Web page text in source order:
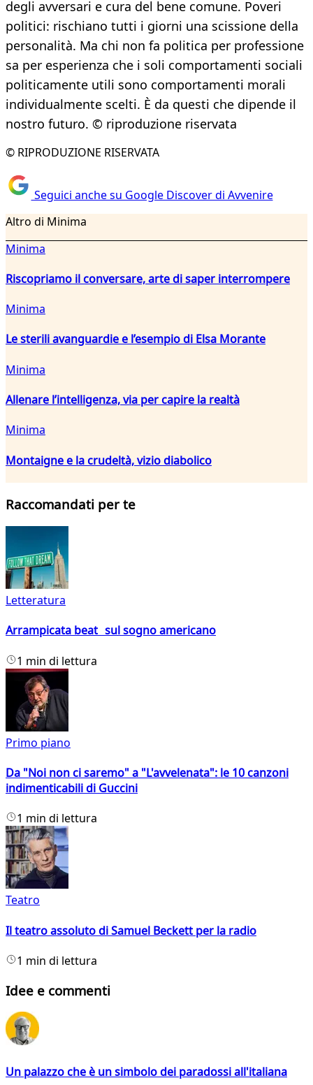
degli avversari e cura del bene comune. Poveri
politici: rischiano tutti i giorni una scissione della
personalità. Ma chi non fa politica per professione
sa per esperienza che i soli comportamenti sociali
politicamente utili sono comportamenti morali
individualmente scelti. È da questi che dipende il
nostro futuro. © riproduzione riservata
© RIPRODUZIONE RISERVATA
Seguici anche su Google Discover di Avvenire
Altro di Minima
Minima
Riscopriamo il conversare, arte di saper interrompere
Minima
Le sterili avanguardie e l’esempio di Elsa Morante
Minima
Allenare l’intelligenza, via per capire la realtà
Minima
Montaigne e la crudeltà, vizio diabolico
Raccomandati per te
Letteratura
Arrampicata beat sul sogno americano
1 min di lettura
Primo piano
Da "Noi non ci saremo" a "L'avvelenata": le 10 canzoni
indimenticabili di Guccini
1 min di lettura
Teatro
Il teatro assoluto di Samuel Beckett per la radio
1 min di lettura
Idee e commenti
Un palazzo che è un simbolo dei paradossi all'italiana